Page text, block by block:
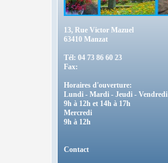
13, Rue Victor Mazuel
63410 Manzat
Tél: 04 73 86 60 23
Fax:
Horaires d'ouverture:
Lundi - Mardi - Jeudi - Vendredi
9h à 12h et 14h à 17h
Mercredi
9h à 12h
Contact